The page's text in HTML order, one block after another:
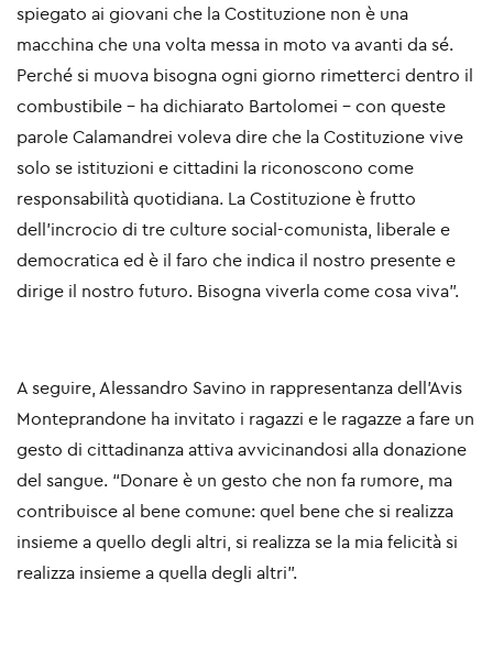
spiegato ai giovani che la Costituzione non è una
macchina che una volta messa in moto va avanti da sé.
Perché si muova bisogna ogni giorno rimetterci dentro il
combustibile – ha dichiarato Bartolomei – con queste
parole Calamandrei voleva dire che la Costituzione vive
solo se istituzioni e cittadini la riconoscono come
responsabilità quotidiana. La Costituzione è frutto
dell’incrocio di tre culture social-comunista, liberale e
democratica ed è il faro che indica il nostro presente e
dirige il nostro futuro. Bisogna viverla come cosa viva”.
A seguire, Alessandro Savino in rappresentanza dell’Avis
Monteprandone ha invitato i ragazzi e le ragazze a fare un
gesto di cittadinanza attiva avvicinandosi alla donazione
del sangue. “Donare è un gesto che non fa rumore, ma
contribuisce al bene comune: quel bene che si realizza
insieme a quello degli altri, si realizza se la mia felicità si
realizza insieme a quella degli altri”.